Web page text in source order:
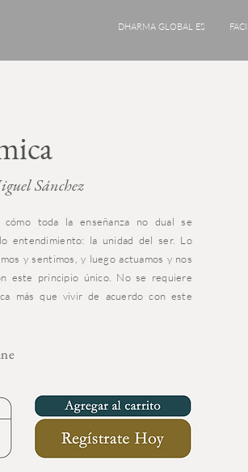
DHARMA GLOBAL ES
Sánchez
toda la enseñanza no dual se
entendimiento: la unidad del ser. Lo
y sentimos, y luego actuamos y nos
este principio único. No se requiere
más que vivir de acuerdo con este